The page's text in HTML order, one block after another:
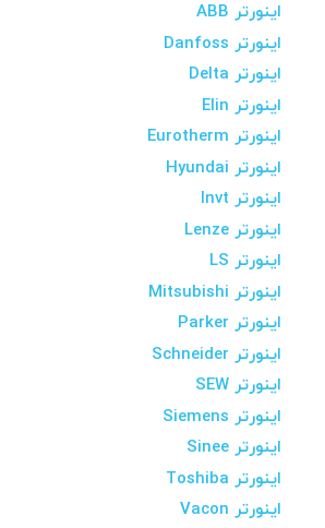
اینورتر ABB
اینورتر Danfoss
اینورتر Delta
اینورتر Elin
اینورتر Eurotherm
اینورتر Hyundai
اینورتر Invt
اینورتر Lenze
اینورتر LS
اینورتر Mitsubishi
اینورتر Parker
اینورتر Schneider
اینورتر SEW
اینورتر Siemens
اینورتر Sinee
اینورتر Toshiba
اینورتر Vacon